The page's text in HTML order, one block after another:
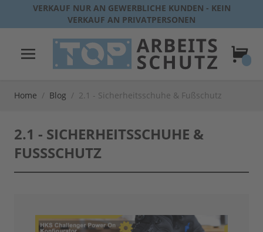
Direkt zum Inhalt
VERKAUF NUR AN GEWERBLICHE KUNDEN - KEIN
VERKAUF AN PRIVATPERSONEN
Home / Blog / 2.1 - Sicherheitsschuhe & Fußschutz
2.1 - SICHERHEITSSCHUHE &
FUSSSCHUTZ